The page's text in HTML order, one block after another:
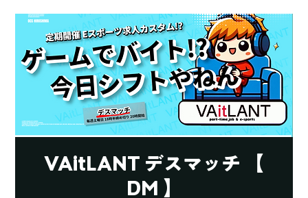
VAitLANT デスマッチ 【
DM 】